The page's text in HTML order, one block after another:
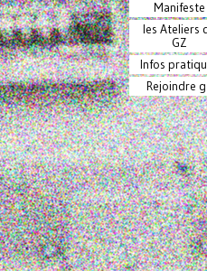
Manifeste
les Ateliers
GZ
Infos
Rejoindre